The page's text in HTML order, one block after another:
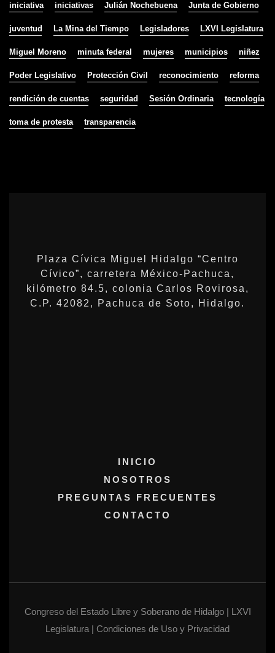
iniciativa iniciativas Julián Nochebuena Junta de Gobierno
juventud La Mina del Tiempo Legisladores LXVI Legislatura
Miguel Moreno minuta federal mujeres municipios niñez
Poder Legislativo Protección Civil reconocimiento reforma
rendición de cuentas seguridad Sesión Ordinaria tecnología
toma de protesta transparencia
Plaza Cívica Miguel Hidalgo “Centro
Cívico”, carretera México-Pachuca,
kilómetro 84.5, colonia Carlos Rovirosa,
C.P. 42082, Pachuca de Soto, Hidalgo.
INICIO
NOSOTROS
PREGUNTAS FRECUENTES
CONTACTO
Congreso del Estado Libre y Soberano de Hidalgo | LXVI
Legislatura | Condiciones de Uso y Privacidad